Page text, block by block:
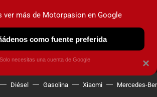
NUEVO
ELÉCTRICOS OBSERVATORIO
Diésel Gasolina Xiaomi Mercedes-
×
ver más de Motorpasion en Google
como fuente preferida
Solo necesitas una cuenta de Google